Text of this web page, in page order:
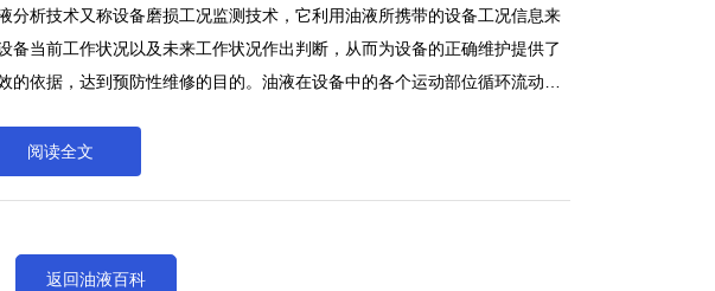
。
分析技术又称设备磨损工况监测技术，它利用油液所携带的设备工况信息来
备当前工作状况以及未来工作状况作出判断，从而为设备的正确维护提供了
的依据，达到预防性维修的目的。油液在设备中的各个运动部位循环流动
学性质的变化；油液中设备磨损颗粒的分布；油液中外侵物质的构成及分布。
分析技术又称设备磨损工况监测技术，它利用油液所携带的设备工况信息来
，设备的运行信息会在油液中留下痕迹，这些信息主要包括：油液本身物理和
阅读全文
返回油液百科